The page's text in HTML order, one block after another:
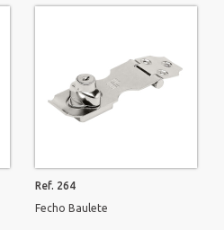
Ref. 264
Fecho Baulete